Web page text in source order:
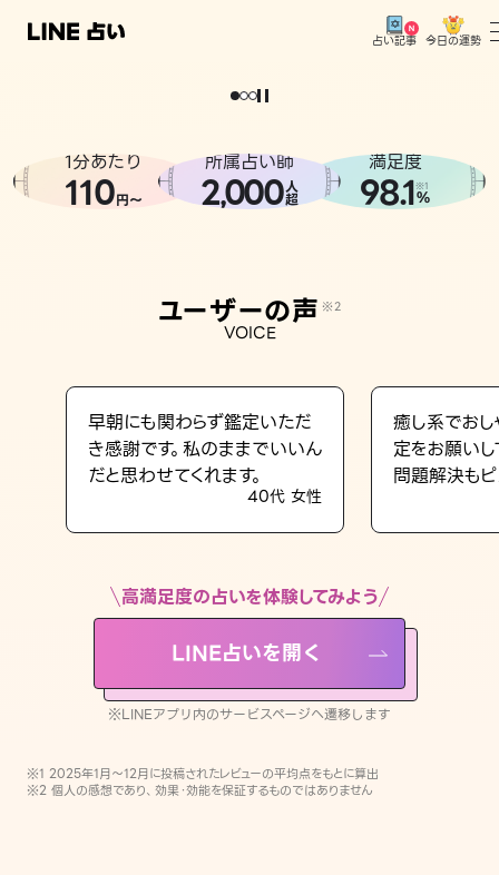
占い記事 今日の運勢
相談事例
LINE占いを開く
※LINEアプリ内のサービスページへ遷移します
どうせなら
。
1分あたり
110円〜
所属占い師
2,000人
超
満足度
98.1※1
%
ユーザーの声 ※2
VOICE
早朝にも関わらず鑑定いただ
き感謝です。私のままでいいん
だと思わせてくれます。
40代 女性
癒し系でおし
定をお願い
問題解決もピ
高満足度の占いを体験してみよう
LINE占いを開く
※LINEアプリ内のサービスページへ遷移します
※1 2025年1月〜12月に投稿されたレビューの平均点をもとに算出
※2 個人の感想であり、効果・効能を保証するものではありません